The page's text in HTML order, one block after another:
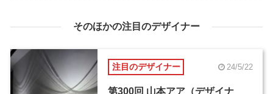
そのほかの注目のデザイナー
注目のデザイナー 24/5/22
第300回 山本アア（デザイナ